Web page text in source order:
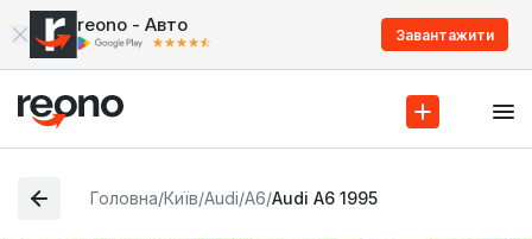
reono - Авто Завантажити
Головна/Київ/Audi/A6/Audi A6 1995